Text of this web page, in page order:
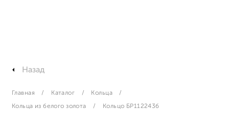
Назад
Главная Каталог Кольца
Кольца из белого золота Кольцо БР112243б